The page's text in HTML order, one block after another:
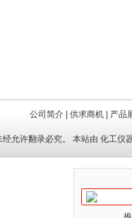
公司简介 供求商机 产品
经允许翻录必究。 本站由化工仪